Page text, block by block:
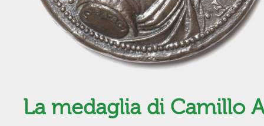
La medaglia di Camillo